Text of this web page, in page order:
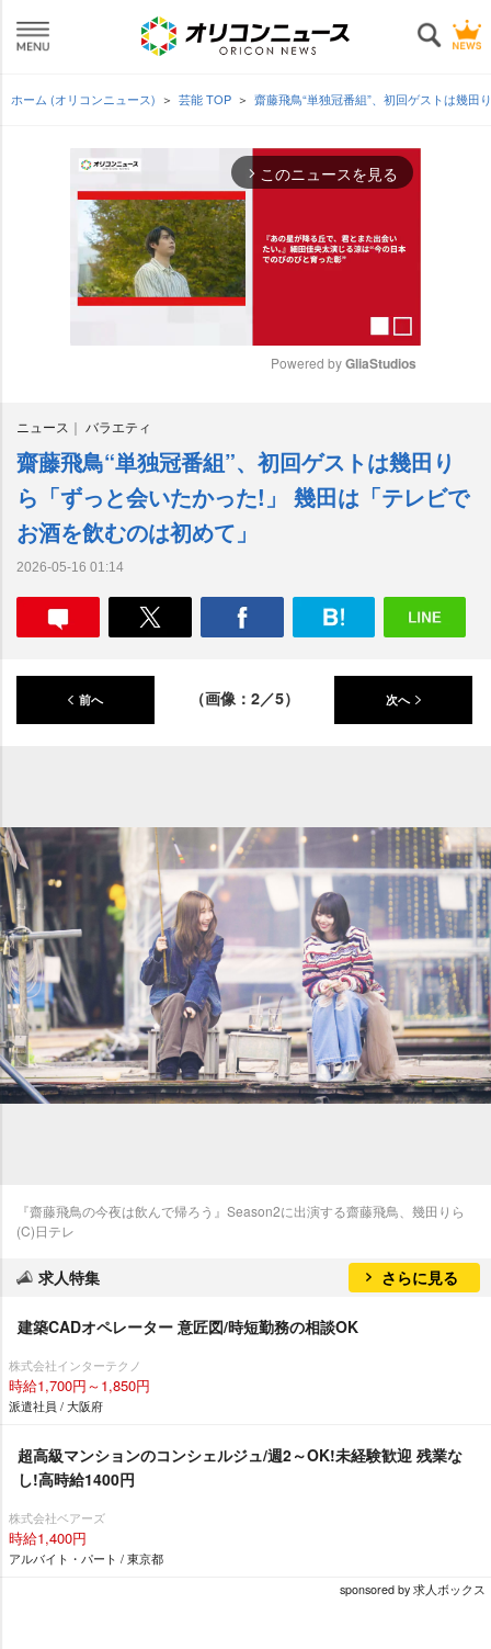
ホーム (オリコンニュース) 芸能 TOP 齋藤飛鳥“単独冠番組”、初回ゲストは幾
arrow_forward_ios このニュースを見る
Powered by GliaStudios
ニュース バラエティ
齋藤飛鳥“単独冠番組”、初回ゲストは幾田り
ら「ずっと会いたかった!」 幾田は「テレビで
お酒を飲むのは初めて」
2026-05-16 01:14
前へ （画像：2／5） 次へ
『齋藤飛鳥の今夜は飲んで帰ろう』Season2に出演する齋藤飛鳥、幾田りら
(C)日テレ
求人特集 さらに見る
建築CADオペレーター 意匠図/時短勤務の相談OK
株式会社インターテクノ
時給1,700円～1,850円
派遣社員 / 大阪府
超高級マンションのコンシェルジュ/週2～OK!未経験歓迎 残業な
し!高時給1400円
株式会社ベアーズ
時給1,400円
アルバイト・パート / 東京都
sponsored by 求人ボックス